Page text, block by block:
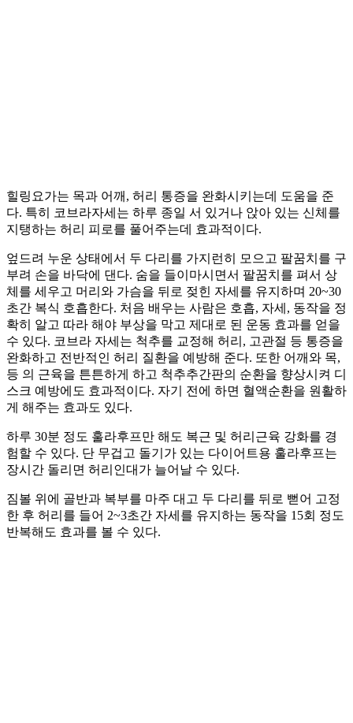
힐링요가는 목과 어깨, 허리 통증을 완화시키는데 도움을 준
다. 특히 코브라자세는 하루 종일 서 있거나 앉아 있는 신체를
지탱하는 허리 피로를 풀어주는데 효과적이다.
엎드려 누운 상태에서 두 다리를 가지런히 모으고 팔꿈치를 구
부려 손을 바닥에 댄다. 숨을 들이마시면서 팔꿈치를 펴서 상
체를 세우고 머리와 가슴을 뒤로 젖힌 자세를 유지하며 20~30
초간 복식 호흡한다. 처음 배우는 사람은 호흡, 자세, 동작을 정
확히 알고 따라 해야 부상을 막고 제대로 된 운동 효과를 얻을
수 있다. 코브라 자세는 척추를 교정해 허리, 고관절 등 통증을
완화하고 전반적인 허리 질환을 예방해 준다. 또한 어깨와 목,
등 의 근육을 튼튼하게 하고 척추추간판의 순환을 향상시켜 디
스크 예방에도 효과적이다. 자기 전에 하면 혈액순환을 원활하
게 해주는 효과도 있다.
하루 30분 정도 훌라후프만 해도 복근 및 허리근육 강화를 경
험할 수 있다. 단 무겁고 돌기가 있는 다이어트용 훌라후프는
장시간 돌리면 허리인대가 늘어날 수 있다.
짐볼 위에 골반과 복부를 마주 대고 두 다리를 뒤로 뻗어 고정
한 후 허리를 들어 2~3초간 자세를 유지하는 동작을 15회 정도
반복해도 효과를 볼 수 있다.